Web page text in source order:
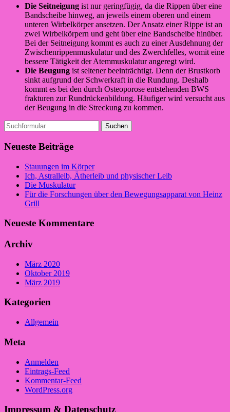
Die Seitneigung ist nur geringfügig, da die Rippen über eine
Bandscheibe hinweg, an jeweils einem oberen und einem
unteren Wirbelkörper ansetzen. Der Ansatz einer Rippe ist an
zwei Wirbelkörpern und geht über eine Bandscheibe hinüber.
Bei der Seitneigung kommt es auch zu einer Ausdehnung der
Zwischenrippenmuskulatur und des Zwerchfelles, womit eine
bessere Tätigkeit der Atemmuskulatur angeregt wird.
Die Beugung ist seltener beeinträchtigt. Denn der Brustkorb
sinkt aufgrund der Schwerkraft in die Rundung. Deshalb
kommt es bei den durch Osteoporose entstehenden BWS
frakturen zur Rundrückenbildung. Häufiger wird versucht aus
der Beugung in die Streckung zu kommen.
Suchen
nach:
Neueste Beiträge
Stauungen im Körper
Ich, Astralleib, Ätherleib und physischer Leib
Die Muskulatur
Für die Forschungen über den Bewegungsapparat von Heinz
Grill
Neueste Kommentare
Archiv
März 2020
Oktober 2019
März 2019
Kategorien
Allgemein
Meta
Anmelden
Eintrags-Feed
Kommentar-Feed
WordPress.org
Impressum & Datenschutz